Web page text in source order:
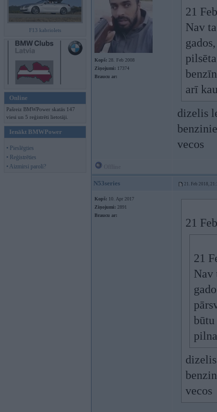
F13 kabriolets
Online
Pašreiz BMWPower skatās 147
viesi un 5 reģistrēti lietotāji.
Ienākt BMWPower
• Pieslēgties
• Reģistrēties
• Aizmirsi paroli?
Kopš: 28. Feb 2008
Ziņojumi: 17374
Braucu ar:
21
Nav
arī
dizelis
vecos
N53series 21. Feb 2018,
Kopš: 10. Apr 2017
Ziņojumi: 2891
Braucu ar:
21
21
Nav
vecos